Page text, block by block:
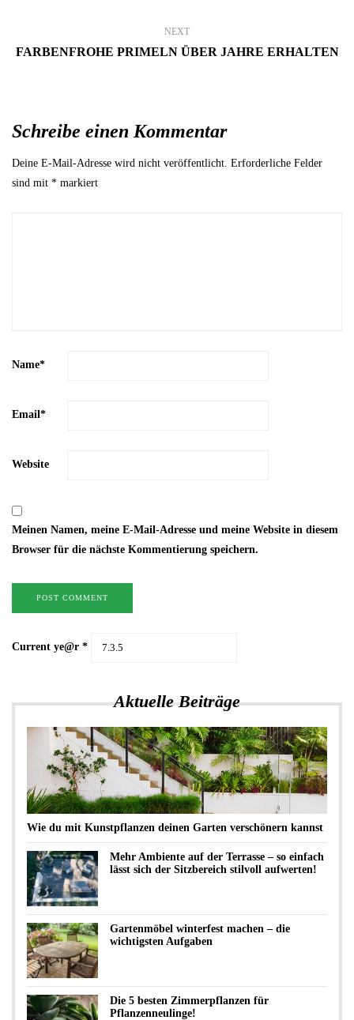
NEXT
FARBENFROHE PRIMELN ÜBER JAHRE ERHALTEN
Schreibe einen Kommentar
Deine E-Mail-Adresse wird nicht veröffentlicht. Erforderliche Felder
sind mit * markiert
Name*
Email*
Website
Meinen Namen, meine E-Mail-Adresse und meine Website in diesem
Browser für die nächste Kommentierung speichern.
Current ye@r *
Aktuelle Beiträge
Wie du mit Kunstpflanzen deinen Garten verschönern kannst
Mehr Ambiente auf der Terrasse – so einfach
lässt sich der Sitzbereich stilvoll aufwerten!
Gartenmöbel winterfest machen – die
wichtigsten Aufgaben
Die 5 besten Zimmerpflanzen für
Pflanzenneulinge!